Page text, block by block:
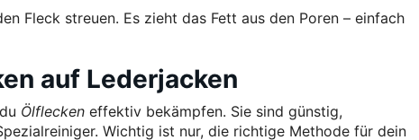
Fleck streuen. Es zieht das Fett aus den Poren – einfach
auf Lederjacken
Ölflecken effektiv bekämpfen. Sie sind günstig,
Wichtig ist nur, die richtige Methode für dein